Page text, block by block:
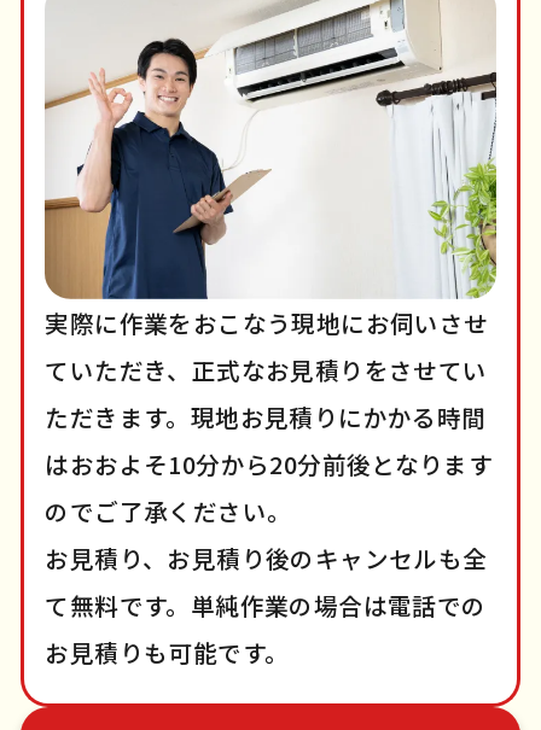
実際に作業をおこなう現地にお伺いさせ
ていただき、正式なお見積りをさせてい
ただきます。現地お見積りにかかる時間
はおおよそ10分から20分前後となります
のでご了承ください。
お見積り、お見積り後のキャンセルも全
て無料です。単純作業の場合は電話での
お見積りも可能です。